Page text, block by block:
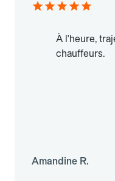
À l'heure,
chauffeurs.
Amandine R.